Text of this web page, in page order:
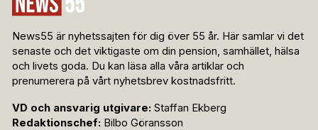
News55 är nyhetssajten för dig över 55 år. Här samlar vi det
senaste och det viktigaste om din pension, samhället, hälsa
och livets goda. Du kan läsa alla våra artiklar och
prenumerera på vårt nyhetsbrev kostnadsfritt.
VD och ansvarig utgivare: Staffan Ekberg
Redaktionschef: Bilbo Göransson